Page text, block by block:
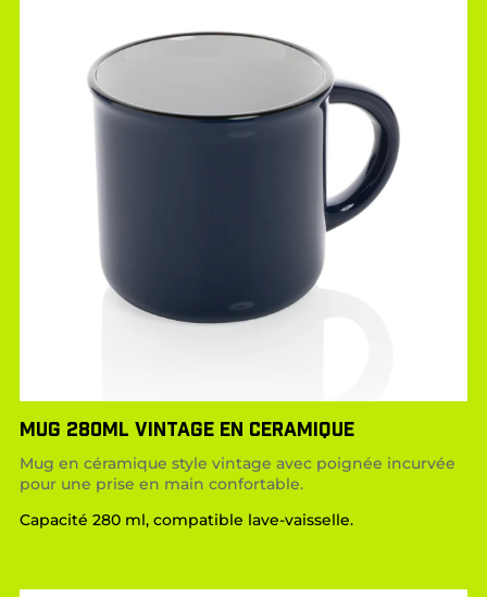
MUG 280ML VINTAGE EN CERAMIQUE
Mug en céramique style vintage avec poignée incurvée
pour une prise en main confortable.
Capacité 280 ml, compatible lave-vaisselle.